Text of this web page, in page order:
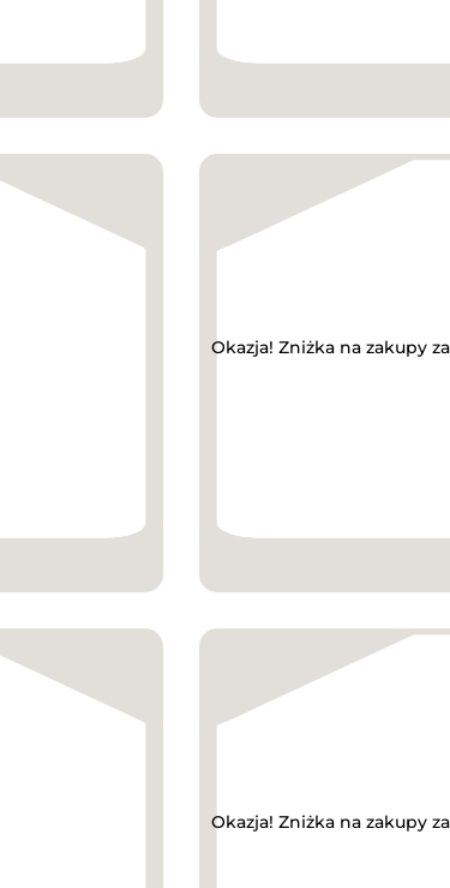
Okazja! Zniżka na zakupy
Okazja! Zniżka na zakupy